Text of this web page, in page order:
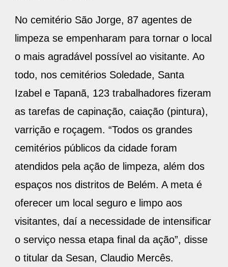
No cemitério São Jorge, 87 agentes de
limpeza se empenharam para tornar o local
o mais agradável possível ao visitante. Ao
todo, nos cemitérios Soledade, Santa
Izabel e Tapanã, 123 trabalhadores fizeram
as tarefas de capinação, caiação (pintura),
varrição e roçagem. “Todos os grandes
cemitérios públicos da cidade foram
atendidos pela ação de limpeza, além dos
espaços nos distritos de Belém. A meta é
oferecer um local seguro e limpo aos
visitantes, daí a necessidade de intensificar
o serviço nessa etapa final da ação”, disse
o titular da Sesan, Claudio Mercês.